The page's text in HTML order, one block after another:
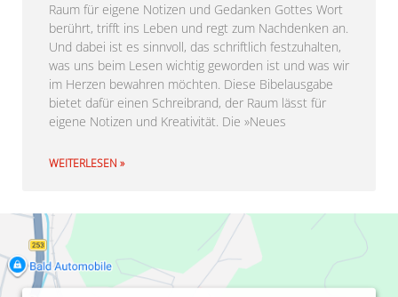
Raum für eigene Notizen und Gedanken Gottes Wort
berührt, trifft ins Leben und regt zum Nachdenken an.
Und dabei ist es sinnvoll, das schriftlich festzuhalten,
was uns beim Lesen wichtig geworden ist und was wir
im Herzen bewahren möchten. Diese Bibelausgabe
bietet dafür einen Schreibrand, der Raum lässt für
eigene Notizen und Kreativität. Die »Neues
WEITERLESEN »